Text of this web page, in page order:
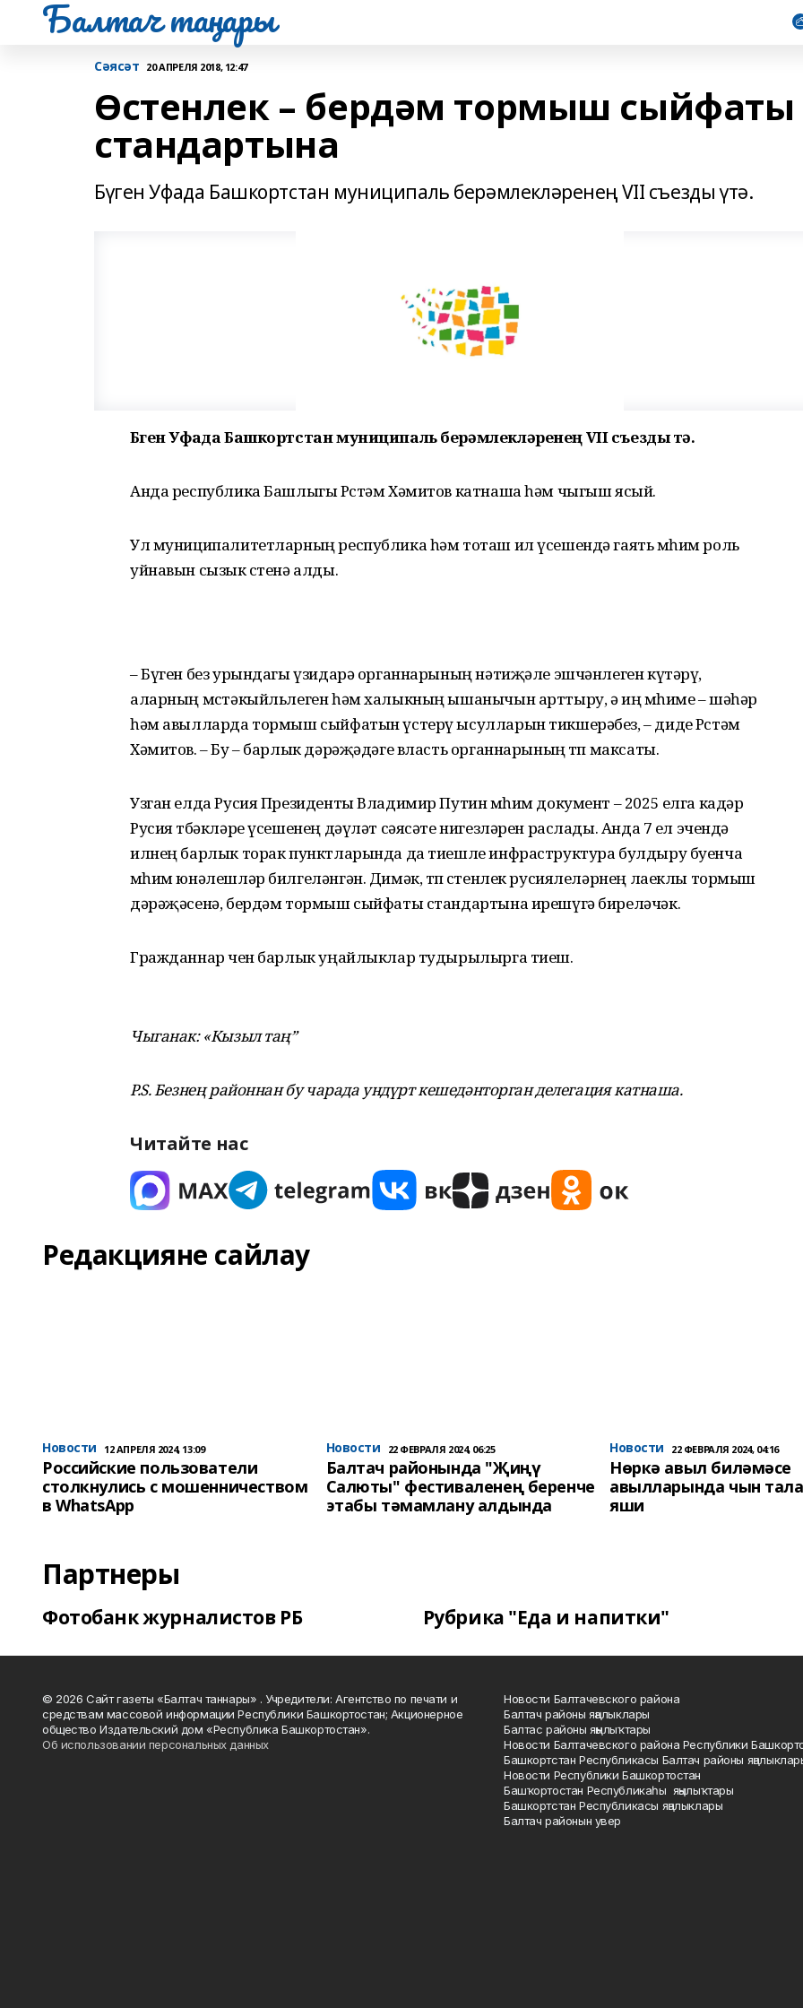
Балтач таңнары
Сәясәт 20 АПРЕЛЯ 2018, 12:47
Өстенлек – бердәм тормыш сыйфаты
стандартына
Бүген Уфада Башкортстан муниципаль берәмлекләренең VII съезды үтә.
Бүген Уфада Башкортстан муниципаль берәмлекләренең VII съезды үтә.
Анда республика Башлыгы Рөстәм Хәмитов катнаша һәм чыгыш ясый.
Ул муниципалитетларның республика һәм тоташ ил үсешендә гаять мөһим роль
уйнавын сызык өстенә алды.
– Бүген без урындагы үзидарә органнарының нәтиҗәле эшчәнлеген күтәрү,
аларның мөстәкыйльлеген һәм халыкның ышанычын арттыру, ә иң мөһиме – шәһәр
һәм авылларда тормыш сыйфатын үстерү ысулларын тикшерәбез, – диде Рөстәм
Хәмитов. – Бу – барлык дәрәҗәдәге власть органнарының төп максаты.
Узган елда Русия Президенты Владимир Путин мөһим документ – 2025 елга кадәр
Русия төбәкләре үсешенең дәүләт сәясәте нигезләрен раслады. Анда 7 ел эчендә
илнең барлык торак пунктларында да тиешле инфраструктура булдыру буенча
мөһим юнәлешләр билгеләнгән. Димәк, төп өстенлек русиялеләрнең лаеклы тормыш
дәрәҗәсенә, бердәм тормыш сыйфаты стандартына ирешүгә биреләчәк.
Гражданнар өчен барлык уңайлыклар тудырылырга тиеш.
Чыганак: «Кызыл таң”
P.S. Безнең районнан бу чарада ундүрт кешедәнторган делегация катнаша.
Читайте нас
Редакцияне сайлау
Новости 12 АПРЕЛЯ 2024, 13:09
Российские пользователи
столкнулись с мошенничеством
в WhatsApp
Новости 22 ФЕВРАЛЯ 2024, 06:25
Балтач районында "Җиңү
Салюты" фестиваленең беренче
этабы тәмамлану алдында
Новости 22 ФЕВРАЛЯ 2024, 04:16
Нөркә авыл биләмәсе
авылларында чын
яши
Партнеры
Фотобанк журналистов РБ Рубрика "Еда и напитки"
© 2026 Сайт газеты «Балтач таннары» . Учредители: Агентство по печати и
средствам массовой информации Республики Башкортостан; Акционерное
общество Издательский дом «Республика Башкортостан».
Об использовании персональных данных
Новости Балтачевского района
Балтач районы яңалыклары
Балтас районы яңылыҡтары
Новости Балтачевского района Республики
Башкортстан Республикасы Балтач районы
Новости Республики Башкортостан
Башҡортостан Республикаһы яңылыҡтары
Башкортстан Республикасы яңалыклары
Балтач районын увер